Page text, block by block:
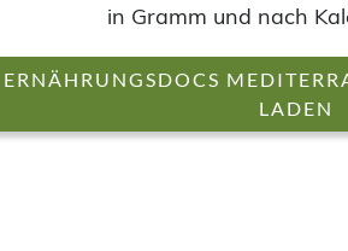
in Gramm und nach
LADEN